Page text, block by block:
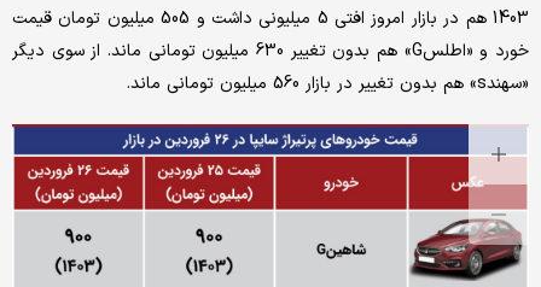
1403 هم در بازار امروز افتی 5 میلیونی داشت و 505 میلیون تومان قیمت
خورد و «اطلسG» هم بدون تغییر 630 میلیون تومانی ماند. از سوی دیگر
«سهندs» هم بدون تغییر در بازار 560 میلیون تومانی ماند.